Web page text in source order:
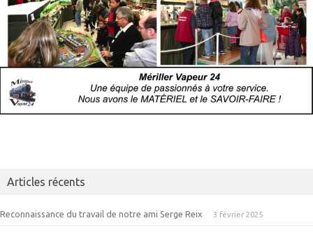
Articles récents
Reconnaissance du travail de notre ami Serge Reix 3 février 2025